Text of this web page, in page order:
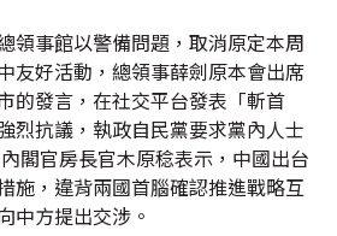
領事館以警備問題，取消原定本周
友好活動，總領事薛劍原本會出席
的發言，在社交平台發表「斬首
烈抗議，執政自民黨要求黨內人士
閣官房長官木原稔表示，中國出台
施，違背兩國首腦確認推進戰略互
中方提出交涉。